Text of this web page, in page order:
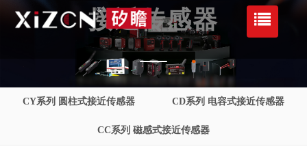
接近传感器
CY系列 圆柱式接近传感器 CD系列 电容式接近传感器
CC系列 磁感式接近传感器